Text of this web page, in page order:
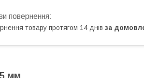
товару протягом 14 днів за
мм